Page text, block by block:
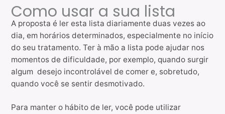
Como usar a sua lista
A proposta é ler esta lista diariamente duas vezes ao
dia, em horários determinados, especialmente no início
do seu tratamento. Ter à mão a lista pode ajudar nos
momentos de dificuldade, por exemplo, quando surgir
algum desejo incontrolável de comer e, sobretudo,
quando você se sentir desmotivado.
Para manter o hábito de ler, você pode utilizar